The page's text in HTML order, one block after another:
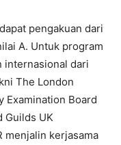
pengakuan dari
A. Untuk program
internasional dari
The London
Examination Board
Guilds UK
menjalin kerjasama